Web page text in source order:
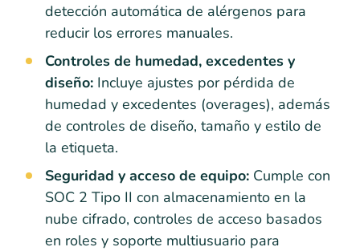
detección automática de alérgenos para
reducir los errores manuales.
Controles de humedad, excedentes y
diseño: Incluye ajustes por pérdida de
humedad y excedentes (overages), además
de controles de diseño, tamaño y estilo de
la etiqueta.
Seguridad y acceso de equipo: Cumple con
SOC 2 Tipo II con almacenamiento en la
nube cifrado, controles de acceso basados
en roles y soporte multiusuario para